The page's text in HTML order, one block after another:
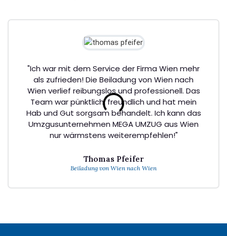
"Ich war mit dem Service der Firma Wien mehr
als zufrieden! Die Beiladung von Wien nach
Wien verlief reibungslos und professionell. Das
Team war pünktlich, freundlich und hat mein
Hab und Gut sorgsam behandelt. Ich kann das
Umzgusunternehmen MEGA UMZUG aus Wien
nur wärmstens weiterempfehlen!"
Thomas Pfeifer
Beiladung von Wien nach Wien